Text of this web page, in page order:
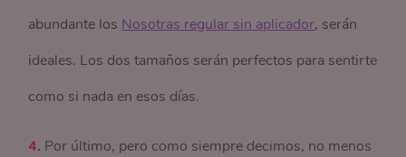
abundante los Nosotras regular sin aplicador, serán
ideales. Los dos tamaños serán perfectos para sentirte
como si nada en esos días.
4. Por último, pero como siempre decimos, no menos